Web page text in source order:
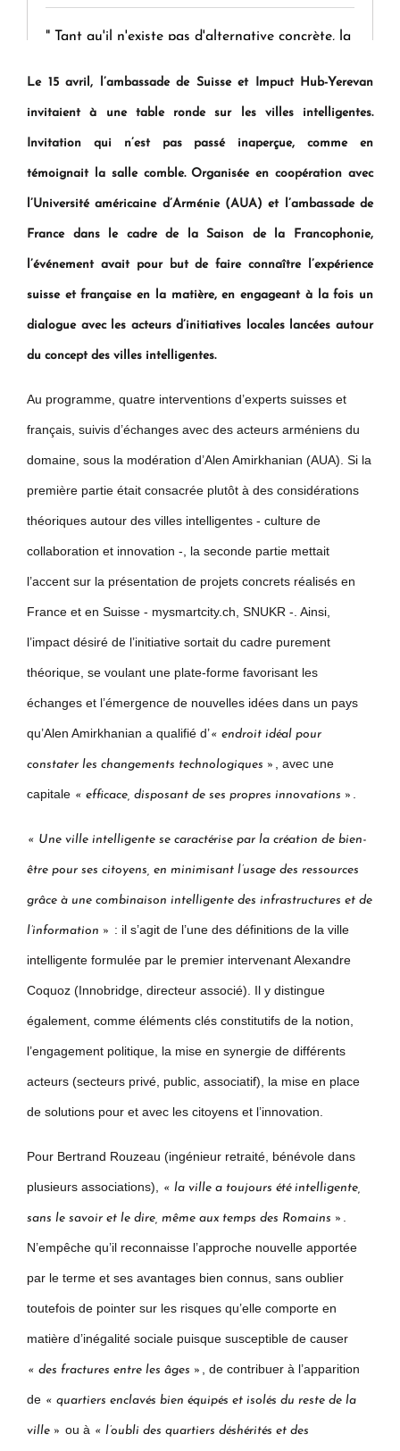
" Tant qu'il n'existe pas d'alternative concrète, la
KASA : 30 ans d'audace, de résilience et d'avenir
en Arménie
Le premier hôtel Hyatt Regency d'Arménie
Le 15 avril, l’ambassade de Suisse et Impuct Hub-Yerevan
invitaient à une table ronde sur les villes intelligentes.
Invitation qui n’est pas passé inaperçue, comme en
témoignait la salle comble. Organisée en coopération avec
l’Université américaine d’Arménie (AUA) et l’ambassade de
France dans le cadre de la Saison de la Francophonie,
l’événement avait pour but de faire connaître l’expérience
suisse et française en la matière, en engageant à la fois un
dialogue avec les acteurs d’initiatives locales lancées autour
du concept des villes intelligentes.
Au programme, quatre interventions d’experts suisses et
français, suivis d’échanges avec des acteurs arméniens du
domaine, sous la modération d’Alen Amirkhanian (AUA). Si la
première partie était consacrée plutôt à des considérations
théoriques autour des villes intelligentes - culture de
collaboration et innovation -, la seconde partie mettait
l’accent sur la présentation de projets concrets réalisés en
France et en Suisse - mysmartcity.ch, SNUKR -. Ainsi,
l’impact désiré de l’initiative sortait du cadre purement
théorique, se voulant une plate-forme favorisant les
échanges et l’émergence de nouvelles idées dans un pays
qu’Alen Amirkhanian a qualifié d’« endroit idéal pour
constater les changements technologiques » , avec une
capitale « efficace, disposant de ses propres innovations »
« Une ville intelligente se caractérise par la création de bien-
être pour ses citoyens, en minimisant l’usage des ressources
grâce à une combinaison intelligente des infrastructures et de
l’information » : il s’agit de l’une des définitions de la ville
intelligente formulée par le premier intervenant Alexandre
Coquoz (Innobridge, directeur associé). Il y distingue
également, comme éléments clés constitutifs de la notion,
l’engagement politique, la mise en synergie de différents
acteurs (secteurs privé, public, associatif), la mise en place
de solutions pour et avec les citoyens et l’innovation.
Pour Bertrand Rouzeau (ingénieur retraité, bénévole dans
plusieurs associations), « la ville a toujours été intelligente,
sans le savoir et le dire, même aux temps des Romains »
N’empêche qu’il reconnaisse l’approche nouvelle apportée
par le terme et ses avantages bien connus, sans oublier
toutefois de pointer sur les risques qu’elle comporte en
matière d’inégalité sociale puisque susceptible de causer
« des fractures entre les âges » , de contribuer à l’apparition
de « quartiers enclavés bien équipés et isolés du reste de la
ville » ou à « l’oubli des quartiers déshérités et des